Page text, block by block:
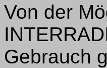
Von der
Gebrauch